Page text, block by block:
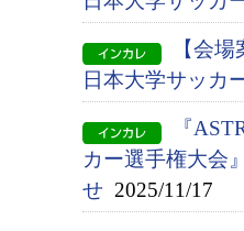
【会
日本大学サッカ
『
カー選手権大会
せ 2025/11/17